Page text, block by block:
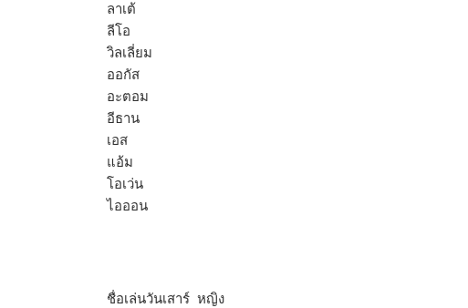
ลาเต้
ลีโอ
วิลเลี่ยม
ออกัส
อะตอม
อีธาน
เอส
แอ้ม
โอเว่น
ไอออน
ชื่อเล่นวันเสาร์ หญิง